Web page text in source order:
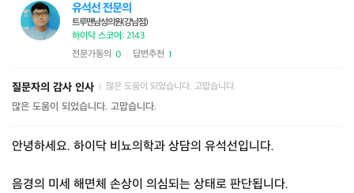
유석선 전문의
트루맨남성의원(강남점)
하이닥 스코어: 2143
전문가동의 0 답변추천 1
질문자의 감사 인사 많은 도움이 되었습니다. 고맙습니다.
많은 도움이 되었습니다. 고맙습니다.
안녕하세요. 하이닥 비뇨의학과 상담의 유석선입니다.
음경의 미세 해면체 손상이 의심되는 상태로 판단됩니다.